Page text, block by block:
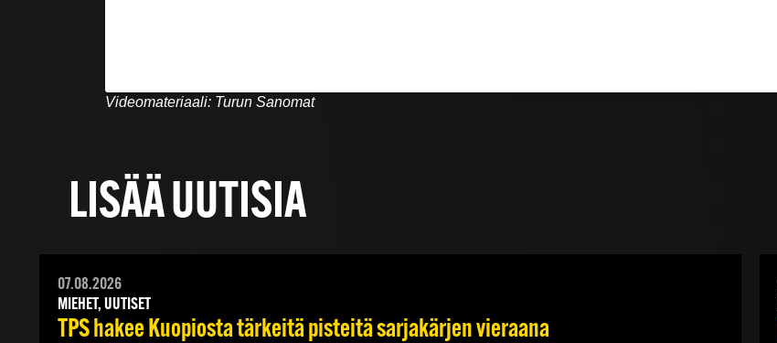
Videomateriaali: Turun Sanomat
LISÄÄ UUTISIA
07.08.2026
MIEHET, UUTISET
TPS hakee Kuopiosta tärkeitä pisteitä sarjakärjen vieraana